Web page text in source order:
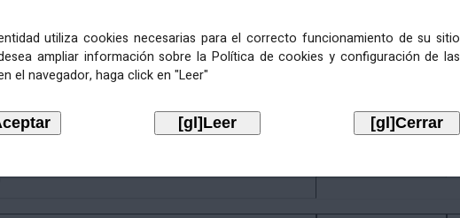
utiliza cookies necesarias para el correcto funcionamiento de su sitio
ampliar información sobre la Política de cookies y configuración de las
el navegador, haga click en "Leer"
exercicio e anuncio final proceso elaboración
exercicio e puntuación provisional de concurso
concurso e anuncio final do proceso de